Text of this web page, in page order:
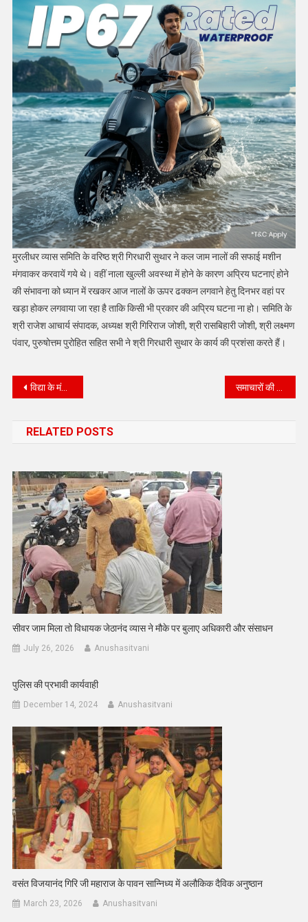
मुरलीधर व्यास समिति के वरिष्ठ श्री गिरधारी सुथार ने कल जाम नालों की सफाई मशीन
मंगवाकर करवायें गये थे। वहीं नाला खुल्ली अवस्था में होने के कारण अप्रिय घटनाएं होने
की संभावना को ध्यान में रखकर आज नालों के ऊपर ढक्कन लगवाने हेतु दिनभर वहां पर
खड़ा होकर लगवाया जा रहा है ताकि किसी भी प्रकार की अप्रिय घटना ना हो। समिति के
श्री राजेश आचार्य संपादक, अध्यक्ष श्री गिरिराज जोशी, श्री रासबिहारी जोशी, श्री लक्ष्मण
पंवार, पुरुषोत्तम पुरोहित सहित सभी ने श्री गिरधारी सुथार के कार्य की प्रशंसा करते हैं।
Post
विद्या के मंदिर में कृष्ण जन्माष्टमी महोत्सव समाचारों की निष्पक्षता के लिए पत्रकार का सूचना तंत्र मजबूत होना चाहिए ।वरिष्ठ पत्रकार:- नवीन शर्मा
RELATED POSTS
सीवर जाम मिला तो विधायक जेठानंद व्यास ने मौके पर बुलाए अधिकारी और संसाधन
July 26, 2026 Anushasitvani
पुलिस की प्रभावी कार्यवाही
December 14, 2024 Anushasitvani
वसंत विजयानंद गिरि जी महाराज के पावन सान्निध्य में अलौकिक दैविक अनुष्ठान
March 23, 2026 Anushasitvani